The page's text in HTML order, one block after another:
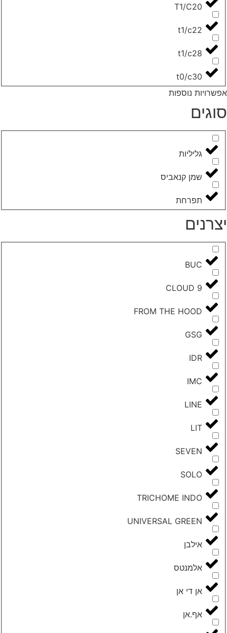
T1/C20
t1/c22
t1/c28
t0/c30
נוספות
‮גליליות‬
שמן קנאביס
‮תפרחת‬
BUC
CLOUD 9
FROM THE HOOD
GSG
IDR
IMC
LINE
LIT
SEVEN
SOLO
TRICHOME INDO
UNIVERSAL GREEN
‮אילבן‬
‮אלמנטס‬
‮אן די אן‬
‮אף.אן‬